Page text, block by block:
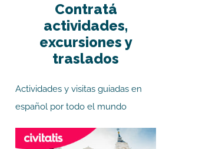
Contratá
actividades,
excursiones y
traslados
Actividades y visitas guiadas en
español por todo el mundo